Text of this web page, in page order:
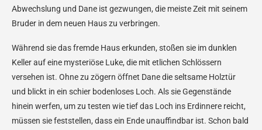
Abwechslung und Dane ist gezwungen, die meiste Zeit mit seinem
Bruder in dem neuen Haus zu verbringen.
Während sie das fremde Haus erkunden, stoßen sie im dunklen
Keller auf eine mysteriöse Luke, die mit etlichen Schlössern
versehen ist. Ohne zu zögern öffnet Dane die seltsame Holztür
und blickt in ein schier bodenloses Loch. Als sie Gegenstände
hinein werfen, um zu testen wie tief das Loch ins Erdinnere reicht,
müssen sie feststellen, dass ein Ende unauffindbar ist. Schon bald